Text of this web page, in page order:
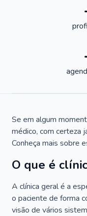
Se em algum
médico, com certeza
Conheça mais sobre
O que é
A clínica geral é a
o paciente de forma
visão de vários